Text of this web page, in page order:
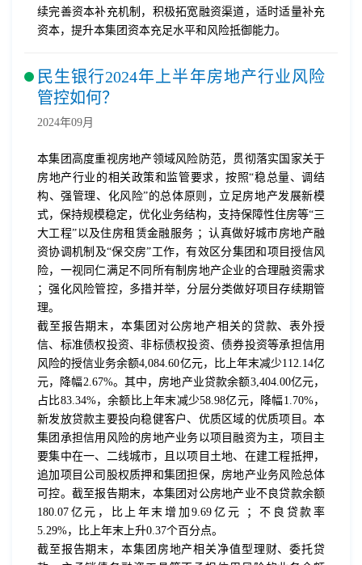
续完善资本补充机制，积极拓宽融资渠道，适时适量补充
资本，提升本集团资本充足水平和风险抵御能力。
民生银行2024年上半年房地产行业风险
管控如何？
2024年09月
本集团高度重视房地产领域风险防范，贯彻落实国家关于
房地产行业的相关政策和监管要求，按照“稳总量、调结
构、强管理、化风险”的总体原则，立足房地产发展新模
式，保持规模稳定，优化业务结构，支持保障性住房等“三
大工程”以及住房租赁金融服务 ；认真做好城市房地产融
资协调机制及“保交房”工作，有效区分集团和项目授信风
险，一视同仁满足不同所有制房地产企业的合理融资需求
；强化风险管控，多措并举，分层分类做好项目存续期管
理。
截至报告期末，本集团对公房地产相关的贷款、表外授
信、标准债权投资、非标债权投资、债券投资等承担信用
风险的授信业务余额4,084.60亿元，比上年末减少112.14亿
元，降幅2.67%。其中，房地产业贷款余额3,404.00亿元，
占比83.34%，余额比上年末减少58.98亿元，降幅1.70%，
新发放贷款主要投向稳健客户、优质区域的优质项目。本
集团承担信用风险的房地产业务以项目融资为主，项目主
要集中在一、二线城市，且以项目土地、在建工程抵押，
追加项目公司股权质押和集团担保，房地产业务风险总体
可控。截至报告期末，本集团对公房地产业不良贷款余额
180.07亿元，比上年末增加9.69亿元 ；不良贷款率
5.29%，比上年末上升0.37个百分点。
截至报告期末，本集团房地产相关净值型理财、委托贷